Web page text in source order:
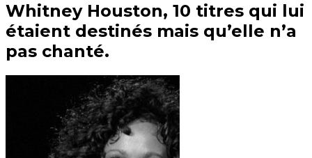
Whitney Houston, 10 titres qui lui
étaient destinés mais qu’elle n’a
pas chanté.